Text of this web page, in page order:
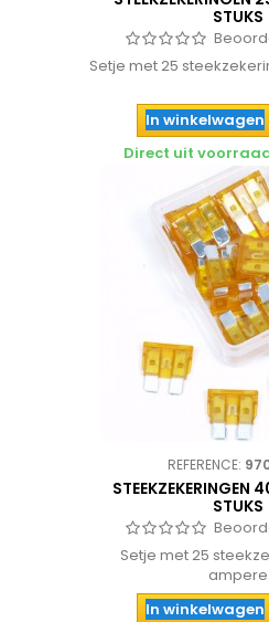
STUKS
Setje met 25
In winkelwagen
Direct uit
REFERENCE:
STEEKZEKERINGEN
STUKS
Setje met 25
ampere
In winkelwagen